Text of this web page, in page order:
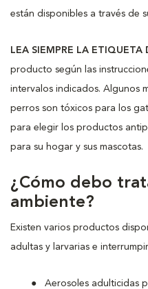
están disponibles a través de
LEA SIEMPRE LA
producto según las
intervalos indicados. Algunos
perros son tóxicos para los
para elegir los productos
para su hogar y sus mascotas.
¿Cómo debo
ambiente?
Existen varios productos
adultas y larvarias e
Aerosoles adulticidas